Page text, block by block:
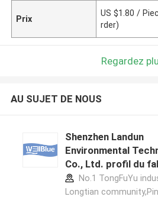
Prix
US $1.80 /
rder)
Regardez
AU SUJET DE NOUS
Shenzhen Landun
Environmental
Co., Ltd. profil du
No.1 TongFuYu
Longtian